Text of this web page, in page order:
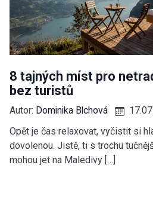
8 tajných míst pro
bez turistů
Autor: Dominika Blchová
Opět je čas relaxovat, vyčistit si
dovolenou. Jistě, ti s trochu
mohou jet na Maledivy […]